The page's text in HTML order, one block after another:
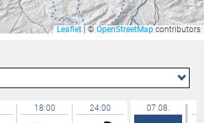
Sta. Maria, Val Müstair
Zürich / Fluntern
Rünenberg
Leaflet ©OpenStreetMap contributors
18:00 24:00 07.08.